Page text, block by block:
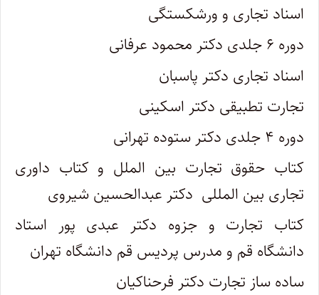
اسناد تجاری و ورشکستگی
دوره ۶ جلدی دکتر محمود عرفانی
اسناد تجاری دکتر پاسبان
تجارت تطبیقی دکتر اسکینی
دوره ۴ جلدی دکتر ستوده تهرانی
کتاب حقوق تجارت بین الملل و کتاب داوری
تجاری بین المللی دکتر عبدالحسین شیروی
کتاب تجارت و جزوه دکتر عبدی پور استاد
دانشگاه قم و مدرس پردیس قم دانشگاه تهران
ساده ساز تجارت دکتر فرحناکیان